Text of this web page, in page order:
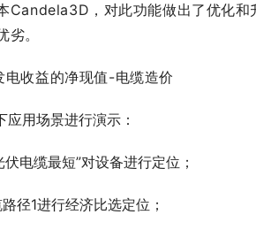
Candela3D，对此功能做出了优化和
劣。
电收益的净现值-电缆造价
应用场景进行演示：
伏电缆最短”对设备进行定位；
径1进行经济比选定位；